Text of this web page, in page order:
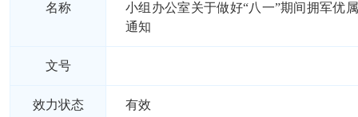
名称
小组办公室关于做好“八一”期间拥军优
通知
文号
效力状态 有效